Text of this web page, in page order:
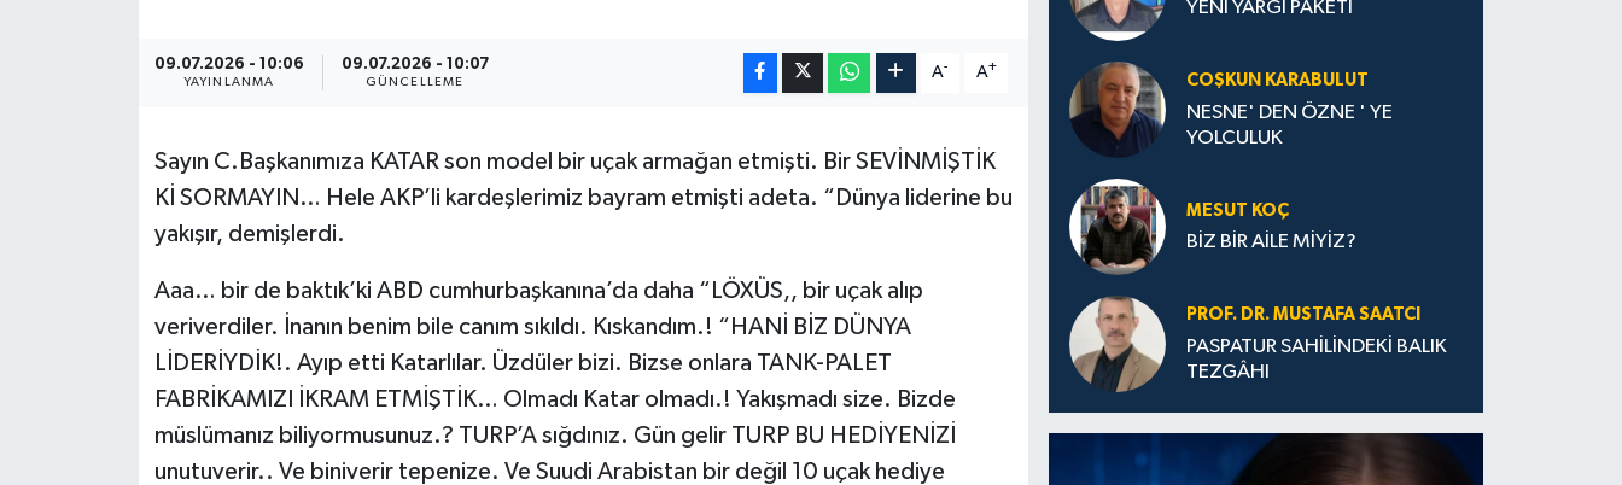
09.07.2026 - 10:06
YAYINLANMA
09.07.2026 - 10:07
GÜNCELLEME
A- A+
Sayın C.Başkanımıza KATAR son model bir uçak armağan etmişti. Bir SEVİNMİŞTİK
Kİ SORMAYIN… Hele AKP’li kardeşlerimiz bayram etmişti adeta. “Dünya liderine bu
yakışır, demişlerdi.
Aaa… bir de baktık’ki ABD cumhurbaşkanına’da daha “LÖXÜS,, bir uçak alıp
veriverdiler. İnanın benim bile canım sıkıldı. Kıskandım.! “HANİ BİZ DÜNYA
LİDERİYDİK!. Ayıp etti Katarlılar. Üzdüler bizi. Bizse onlara TANK-PALET
FABRİKAMIZI İKRAM ETMİŞTİK… Olmadı Katar olmadı.! Yakışmadı size. Bizde
müslümanız biliyormusunuz.? TURP’A sığdınız. Gün gelir TURP BU HEDİYENİZİ
unutuverir.. Ve biniverir tepenize. Ve Suudi Arabistan bir değil 10 uçak hediye
YENİ YARGI PAKETİ
COŞKUN KARABULUT
NESNE' DEN ÖZNE ' YE
YOLCULUK
MESUT KOÇ
BİZ BİR AİLE MİYİZ?
PROF. DR. MUSTAFA SAATCI
PASPATUR SAHİLİNDEKİ BALIK
TEZGÂHI